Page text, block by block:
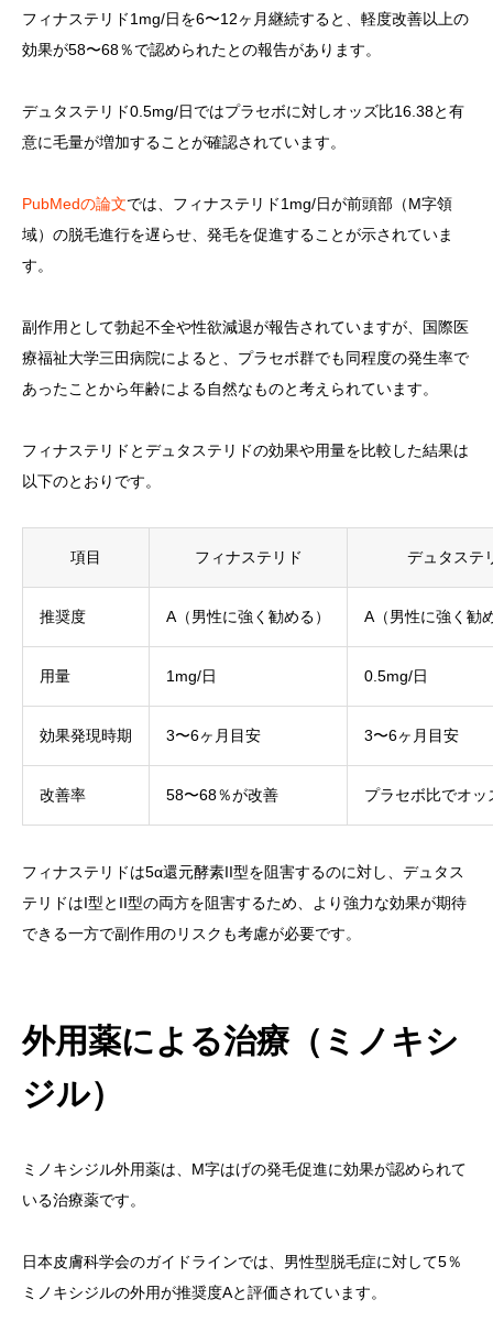
フィナステリド1mg/日を6〜12ヶ月継続すると、軽度改善以上の
効果が58〜68％で認められたとの報告があります。
デュタステリド0.5mg/日ではプラセボに対しオッズ比16.38と有
意に毛量が増加することが確認されています。
PubMedの論文では、フィナステリド1mg/日が前頭部（M字領
域）の脱毛進行を遅らせ、発毛を促進することが示されていま
す。
副作用として勃起不全や性欲減退が報告されていますが、国際医
療福祉大学三田病院によると、プラセボ群でも同程度の発生率で
あったことから年齢による自然なものと考えられています。
フィナステリドとデュタステリドの効果や用量を比較した結果は
以下のとおりです。
項目 フィナステリド デュタステ
推奨度 A（男性に強く勧める） A（男性に強く勧
用量 1mg/日 0.5mg/日
効果発現時期 3〜6ヶ月目安 3〜6ヶ月目安
改善率 58〜68％が改善 プラセボ比でオッ
フィナステリドは5α還元酵素II型を阻害するのに対し、デュタス
テリドはI型とII型の両方を阻害するため、より強力な効果が期待
できる一方で副作用のリスクも考慮が必要です。
外用薬による治療（ミノキシ
ジル）
ミノキシジル外用薬は、M字はげの発毛促進に効果が認められて
いる治療薬です。
日本皮膚科学会のガイドラインでは、男性型脱毛症に対して5％
ミノキシジルの外用が推奨度Aと評価されています。
 